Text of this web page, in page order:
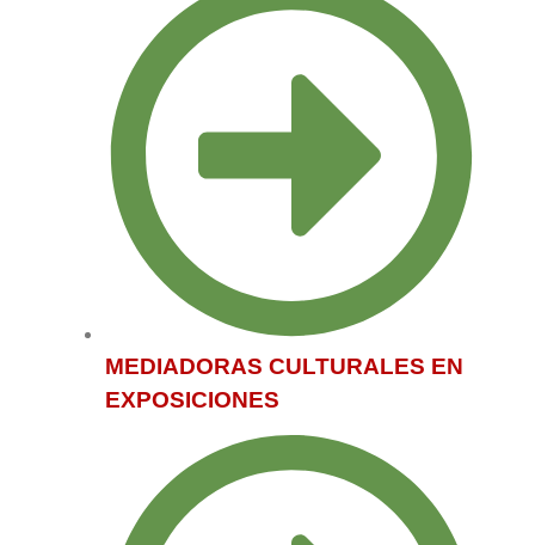
MEDIADORAS CULTURALES EN
EXPOSICIONES